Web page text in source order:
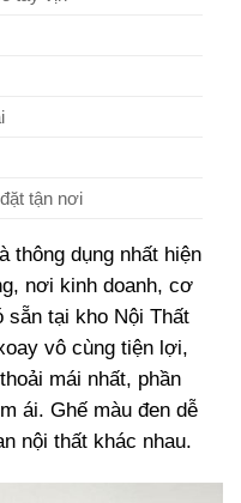
tận nơi
thông dụng nhất hiện
nơi kinh doanh, cơ
tại kho Nội Thất
vô cùng tiện lợi,
mái nhất, phần
ái. Ghế màu đen dễ
nội thất khác nhau.